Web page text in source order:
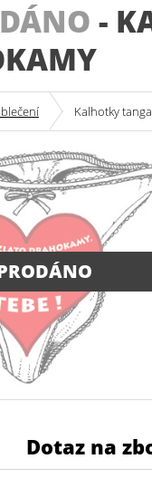
-
Kalhotky
Dotaz na